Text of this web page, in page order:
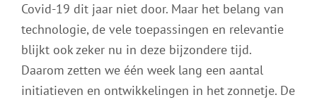
Covid-19 dit jaar niet door. Maar het belang van
technologie, de vele toepassingen en relevantie
blijkt ook zeker nu in deze bijzondere tijd.
Daarom zetten we één week lang een aantal
initiatieven en ontwikkelingen in het zonnetje. De